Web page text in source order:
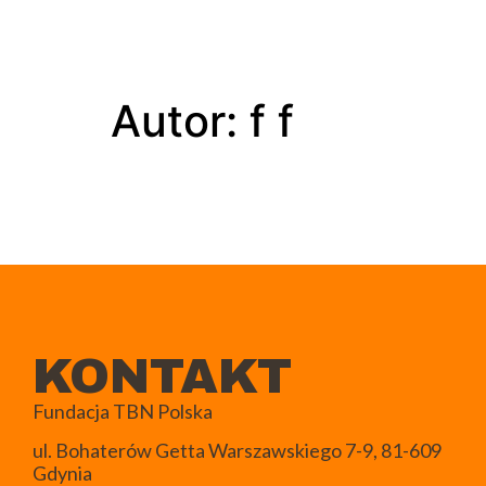
Autor: f f
KONTAKT
Fundacja TBN Polska
ul. Bohaterów Getta Warszawskiego 7-9, 81-609
Gdynia